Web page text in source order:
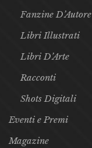
Fanzine D’Autore
Libri Illustrati
Libri D’Arte
Racconti
Shots Digitali
Eventi e Premi
Magazine